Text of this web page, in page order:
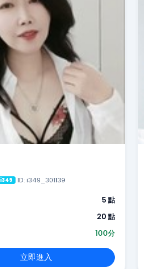
i349 ID: i349_301139
5 點
20 點
100分
立即進入